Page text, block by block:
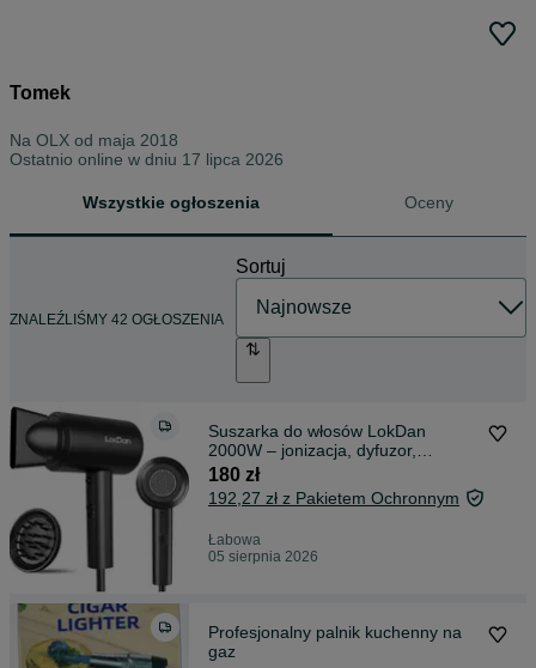
Tomek
Na OLX od maja 2018
Ostatnio online w dniu 17 lipca 2026
Wszystkie ogłoszenia Oceny
ZNALEŹLIŚMY 42 OGŁOSZENIA
Sortuj
Suszarka do włosów LokDan
2000W – jonizacja, dyfuzor,
profesjonalna
180 zł
192,27 zł z Pakietem Ochronnym
Łabowa
05 sierpnia 2026
Profesjonalny palnik kuchenny na
gaz